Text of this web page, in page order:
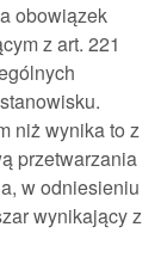
obowiązek
z art. 221
niż wynika to z
przetwarzania
w odniesieniu
wynikający z